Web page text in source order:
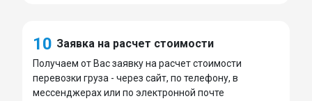
10 Заявка на расчет стоимости
Получаем от Вас заявку на расчет стоимости
перевозки груза - через сайт, по телефону, в
мессенджерах или по электронной почте